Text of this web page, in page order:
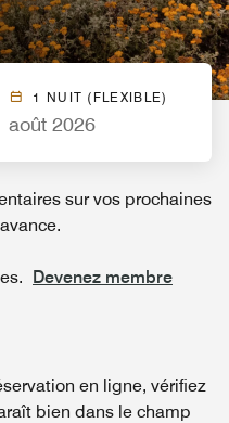
Airport
1 NUIT (FLEXIBLE)
août 2026
sur vos prochaines
Devenez membre
en ligne, vérifiez
bien dans le champ